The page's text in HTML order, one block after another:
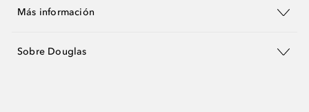
Más información
Sobre Douglas